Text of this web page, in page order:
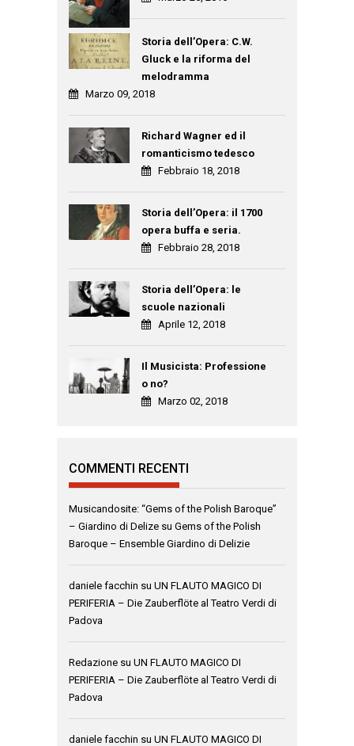
Storia dell’Opera: C.W.
Gluck e la riforma del
melodramma
Marzo 09, 2018
Richard Wagner ed il
romanticismo tedesco
Febbraio 18, 2018
Storia dell’Opera: il 1700
opera buffa e seria.
Febbraio 28, 2018
Storia dell’Opera: le
scuole nazionali
Aprile 12, 2018
Il Musicista: Professione
o no?
Marzo 02, 2018
COMMENTI RECENTI
Musicandosite: “Gems of the Polish Baroque”
– Giardino di Delize su Gems of the Polish
Baroque – Ensemble Giardino di Delizie
daniele facchin su UN FLAUTO MAGICO DI
PERIFERIA – Die Zauberflöte al Teatro Verdi di
Padova
Redazione su UN FLAUTO MAGICO DI
PERIFERIA – Die Zauberflöte al Teatro Verdi di
Padova
daniele facchin su UN FLAUTO MAGICO DI